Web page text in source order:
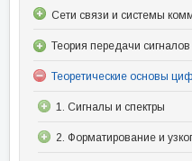
Сети связи и системы
Теория передачи сигналов
Теоретические основы
1. Сигналы и спектры
2. Форматирование и